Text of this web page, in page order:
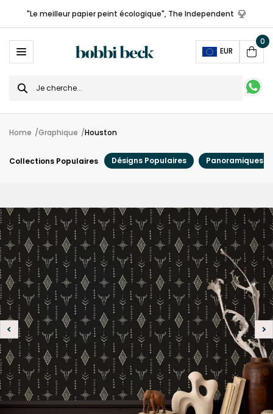
"Le meilleur papier peint écologique", The Independent
EUR
Cart
0
Search
for
Home Graphique Houston
Collections Populaires Désigns Populaires Panoramiques